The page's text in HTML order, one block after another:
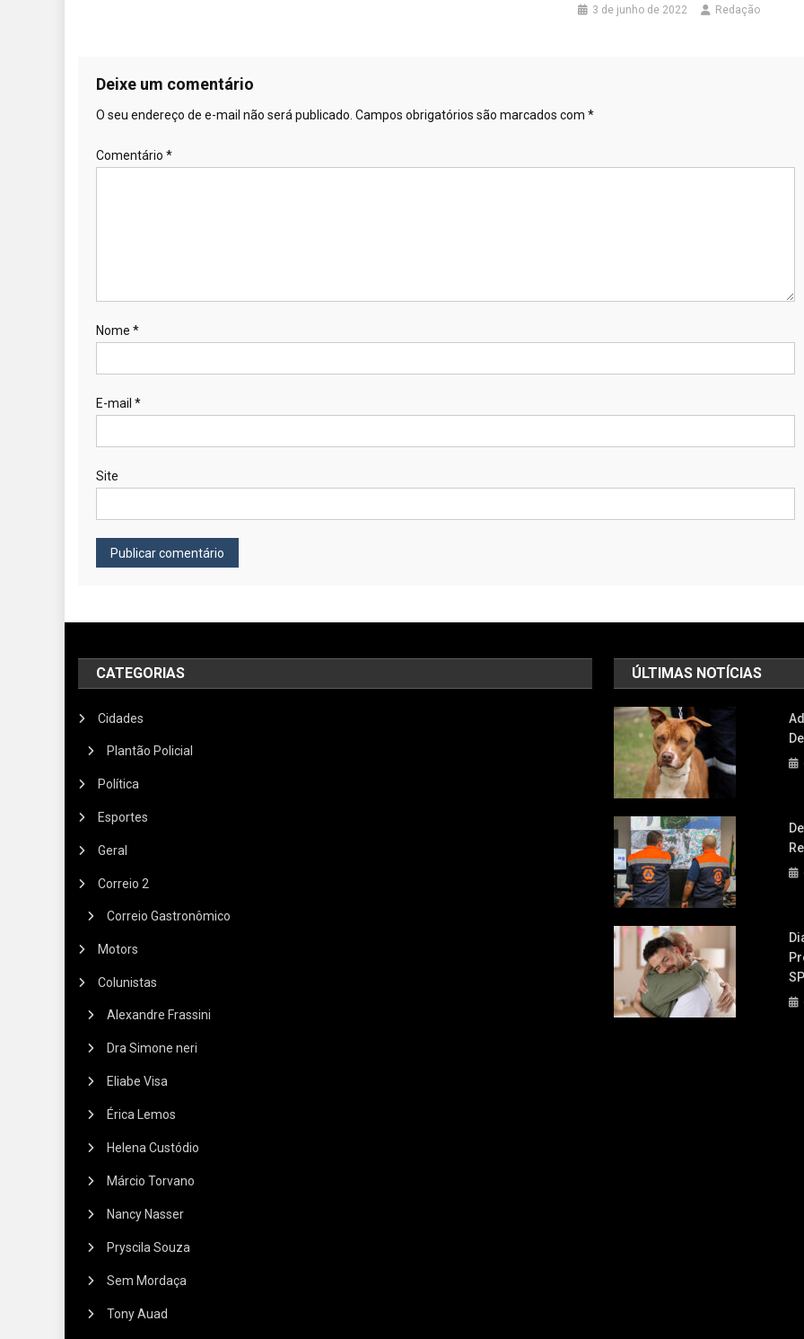
3 de junho de 2022 Redação
Deixe um comentário
O seu endereço de e-mail não será publicado. Campos obrigatórios são marcados com *
Comentário *
Nome *
E-mail *
Site
CATEGORIAS
Cidades
Plantão Policial
Política
Esportes
Geral
Correio 2
Correio Gastronômico
Motors
Colunistas
Alexandre Frassini
Dra Simone neri
Eliabe Visa
Érica Lemos
Helena Custódio
Márcio Torvano
Nancy Nasser
Pryscila Souza
Sem Mordaça
Tony Auad
ÚLTIMAS NOTÍCIAS
SP